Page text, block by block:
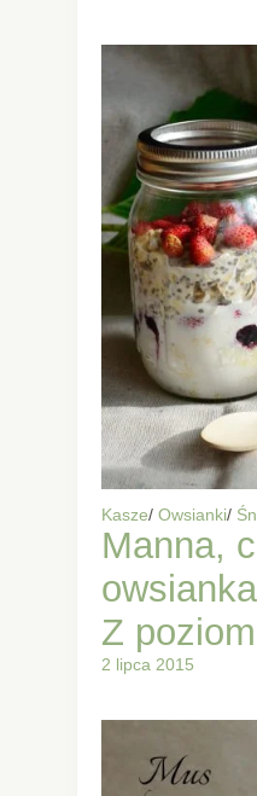
Kasze/ Owsianki/
Manna,
Z
2 lipca 2015